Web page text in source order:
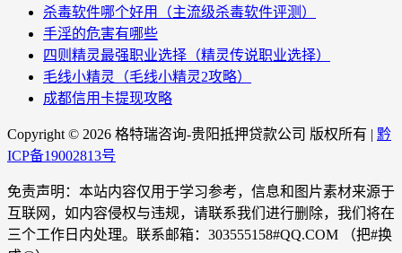
杀毒软件哪个好用（主流级杀毒软件评测）
手淫的危害有哪些
四则精灵最强职业选择（精灵传说职业选择）
毛线小精灵（毛线小精灵2攻略）
成都信用卡提现攻略
Copyright © 2026 格特瑞咨询-贵阳抵押贷款公司 版权所有 | 黔
ICP备19002813号
免责声明：本站内容仅用于学习参考，信息和图片素材来源于
互联网，如内容侵权与违规，请联系我们进行删除，我们将在
三个工作日内处理。联系邮箱：303555158#QQ.COM （把#换